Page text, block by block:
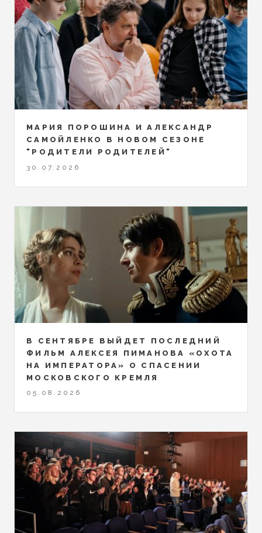
МАРИЯ ПОРОШИНА И АЛЕКСАНДР
САМОЙЛЕНКО В НОВОМ СЕЗОНЕ
"РОДИТЕЛИ РОДИТЕЛЕЙ"
30.07.2026
В СЕНТЯБРЕ ВЫЙДЕТ ПОСЛЕДНИЙ
ФИЛЬМ АЛЕКСЕЯ ПИМАНОВА «ОХОТА
НА ИМПЕРАТОРА» О СПАСЕНИИ
МОСКОВСКОГО КРЕМЛЯ
05.08.2026